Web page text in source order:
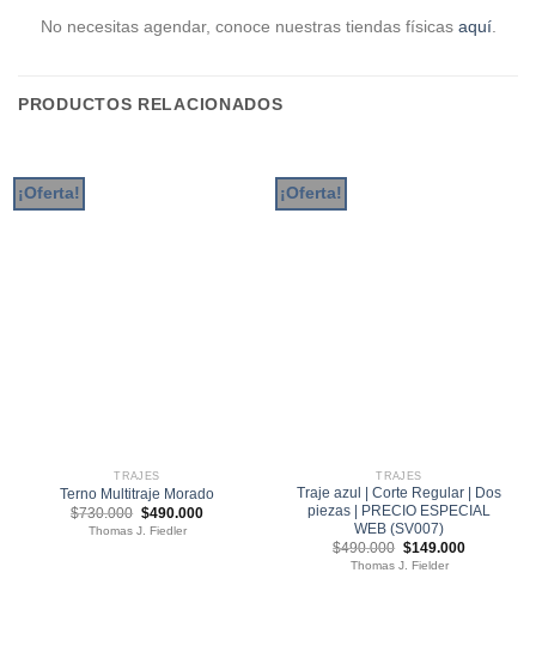
No necesitas agendar, conoce nuestras tiendas físicas aquí.
PRODUCTOS RELACIONADOS
¡Oferta!
TRAJES
Terno Multitraje Morado
$730.000 El
precio
original
$490.000El
Thomas J. Fiedler
¡Oferta!
TRAJES
Traje azul | Corte Regular | Dos
piezas | PRECIO ESPECIAL
WEB (SV007)
$490.000 El
precio
original
$149.000El
Thomas J. Fielder